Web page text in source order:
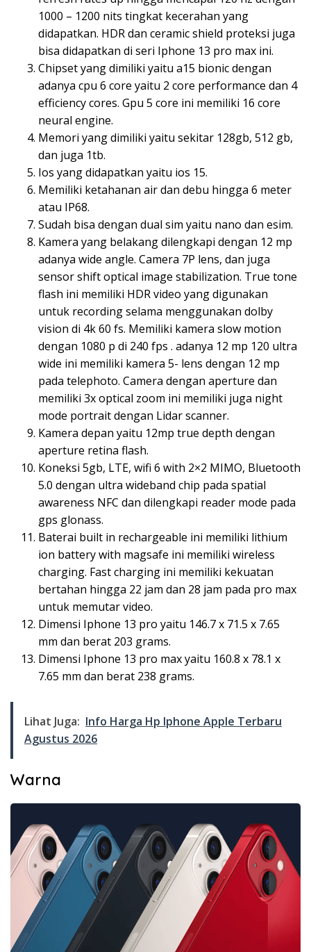
1000 – 1200 nits tingkat kecerahan yang
didapatkan. HDR dan ceramic shield proteksi juga
bisa didapatkan di seri Iphone 13 pro max ini.
Chipset yang dimiliki yaitu a15 bionic dengan
adanya cpu 6 core yaitu 2 core performance dan 4
efficiency cores. Gpu 5 core ini memiliki 16 core
neural engine.
Memori yang dimiliki yaitu sekitar 128gb, 512 gb,
dan juga 1tb.
Ios yang didapatkan yaitu ios 15.
Memiliki ketahanan air dan debu hingga 6 meter
atau IP68.
Sudah bisa dengan dual sim yaitu nano dan esim.
Kamera yang belakang dilengkapi dengan 12 mp
adanya wide angle. Camera 7P lens, dan juga
sensor shift optical image stabilization. True tone
flash ini memiliki HDR video yang digunakan
untuk recording selama menggunakan dolby
vision di 4k 60 fs. Memiliki kamera slow motion
dengan 1080 p di 240 fps . adanya 12 mp 120 ultra
wide ini memiliki kamera 5- lens dengan 12 mp
pada telephoto. Camera dengan aperture dan
memiliki 3x optical zoom ini memiliki juga night
mode portrait dengan Lidar scanner.
Kamera depan yaitu 12mp true depth dengan
aperture retina flash.
Koneksi 5gb, LTE, wifi 6 with 2×2 MIMO, Bluetooth
5.0 dengan ultra wideband chip pada spatial
awareness NFC dan dilengkapi reader mode pada
gps glonass.
Baterai built in rechargeable ini memiliki lithium
ion battery with magsafe ini memiliki wireless
charging. Fast charging ini memiliki kekuatan
bertahan hingga 22 jam dan 28 jam pada pro max
untuk memutar video.
Dimensi Iphone 13 pro yaitu 146.7 x 71.5 x 7.65
mm dan berat 203 grams.
Dimensi Iphone 13 pro max yaitu 160.8 x 78.1 x
7.65 mm dan berat 238 grams.
Lihat Juga: Info Harga Hp Iphone Apple Terbaru
Agustus 2026
Warna